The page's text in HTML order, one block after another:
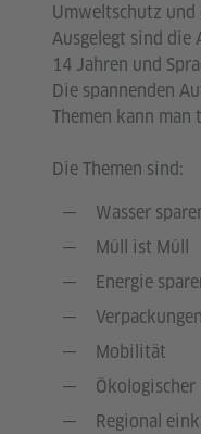
Umweltschutz
Ausgelegt sind die
14 Jahren und
Die spannenden
Themen kann man
Die Themen sind:
Wasser
Müll ist Müll
Energie
Verpackungen
Mobilität
Regional